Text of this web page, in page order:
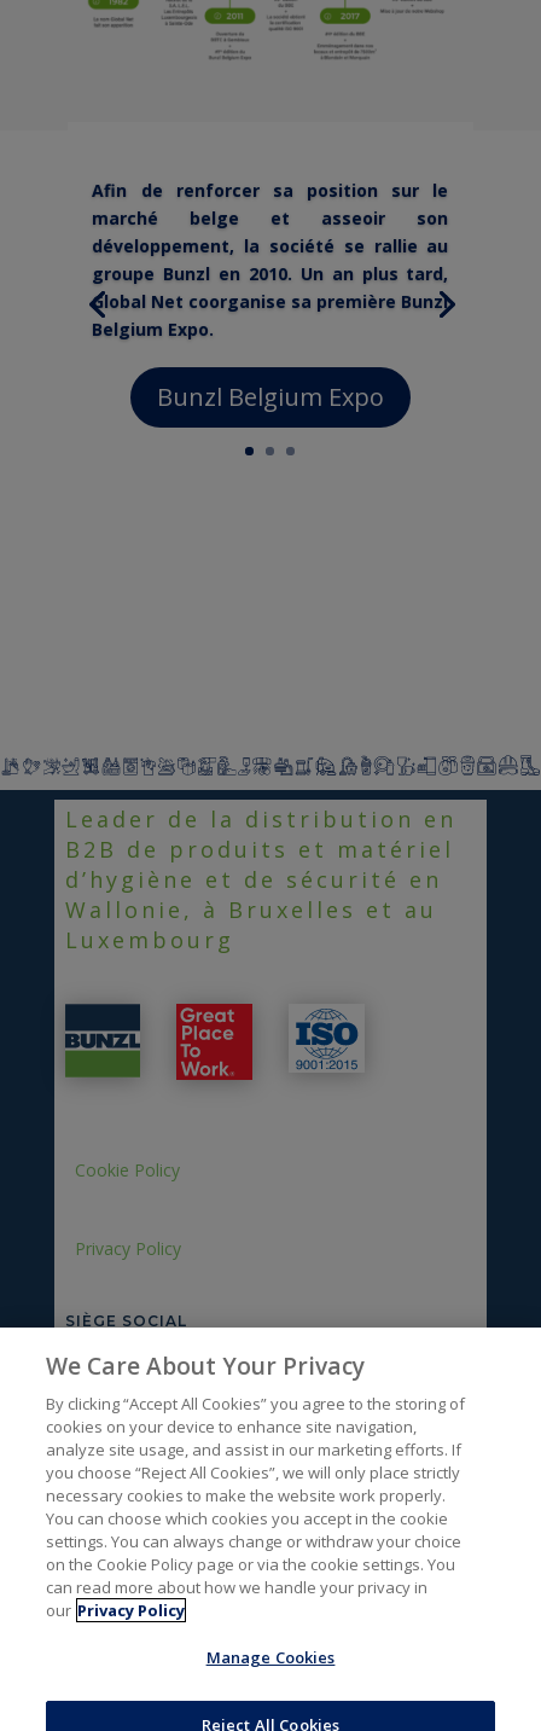
Afin de renforcer sa position sur le
marché belge et asseoir son
développement, la société se rallie au
groupe Bunzl en 2010. Un an plus tard,
Global Net coorganise sa première Bunzl
Belgium Expo.
Bunzl Belgium Expo
Leader de la distribution en
B2B de produits et matériel
d’hygiène et de sécurité en
Wallonie, à Bruxelles et au
Luxembourg
Cookie Policy
Privacy Policy
SIÈGE SOCIAL
Rue du bois des Hospices, 1
Lu-Ve : 8h – 17h
ENTREPÔT
Rue de la Grande Couture, 13
MARQUAIN, 7501
Lu-Ve : 8h15 à 11h30 – 13h à 15h
NOUS CONTACTER
We Care About Your Privacy
By clicking “Accept All Cookies” you agree to the storing of
cookies on your device to enhance site navigation,
analyze site usage, and assist in our marketing efforts. If
you choose “Reject All Cookies”, we will only place strictly
necessary cookies to make the website work properly.
You can choose which cookies you accept in the cookie
settings. You can always change or withdraw your choice
on the Cookie Policy page or via the cookie settings. You
can read more about how we handle your privacy in
our Privacy Policy
Manage Cookies
Reject All Cookies